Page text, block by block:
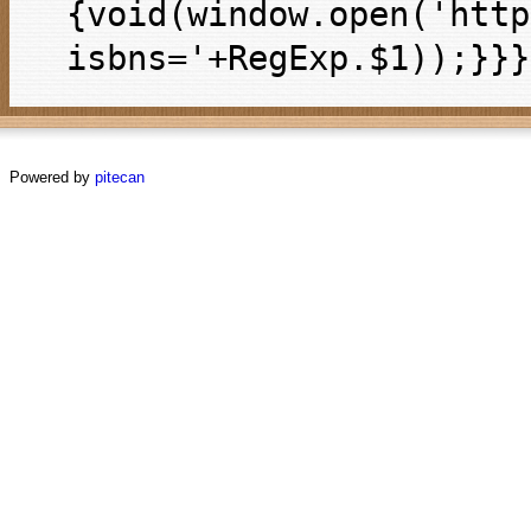
{void(window.open('http://
Powered by pitecan